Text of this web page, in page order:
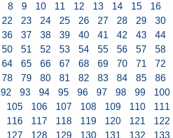
8 9 10 11 12 13 14 15
16
22 23 24 25 26 27 28 29
30
36 37 38 39 40 41 42 43
44
50 51 52 53 54 55 56 57
58
64 65 66 67 68 69 70 71
72
78 79 80 81 82 83 84 85
86
92 93 94 95 96 97 98 99
100
105 106 107 108 109 110
111
116 117 118 119 120 121
122
127 128 129 130 131 132
133